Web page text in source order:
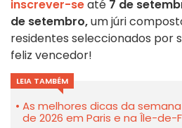
inscrever-seaté 7 de
de setembro,um júri
residentes seleccionados por
feliz vencedor!
LEIA TAMBÉM
As melhores dicas da
de 2026 em Paris e na Île-de-